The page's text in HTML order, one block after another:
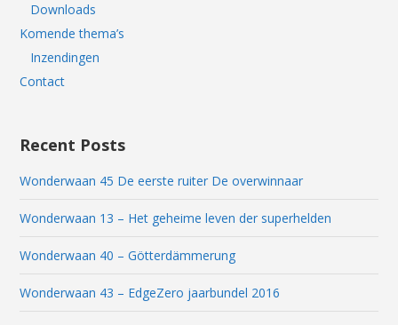
Downloads
Komende thema’s
Inzendingen
Contact
Recent Posts
Wonderwaan 45 De eerste ruiter De overwinnaar
Wonderwaan 13 – Het geheime leven der superhelden
Wonderwaan 40 – Götterdämmerung
Wonderwaan 43 – EdgeZero jaarbundel 2016